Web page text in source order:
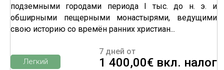
подземными городами периода I тыс. до н. э. и
обширными пещерными монастырями, ведущими
свою историю со времён ранних христиан...
7 дней от
1 400,00€ вкл. налог
Легкий